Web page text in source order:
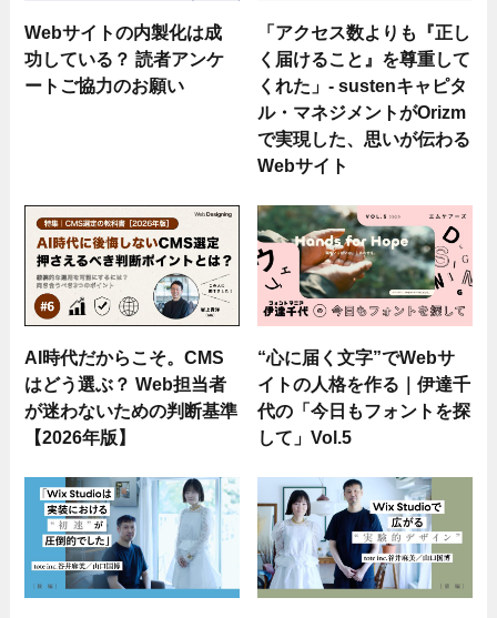
Webサイトの内製化は成
功している？ 読者アンケ
ートご協力のお願い
「アクセス数よりも『正し
く届けること』を尊重して
くれた」- sustenキャピタ
ル・マネジメントがOrizm
で実現した、思いが伝わる
Webサイト
AI時代だからこそ。CMS
はどう選ぶ？ Web担当者
が迷わないための判断基準
【2026年版】
“心に届く文字”でWebサ
イトの人格を作る｜伊達千
代の「今日もフォントを探
して」Vol.5